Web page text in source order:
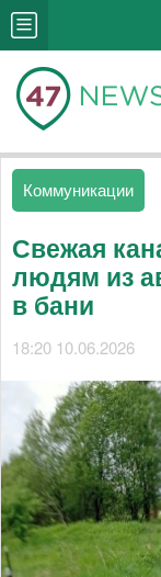
Коммуникации
Свежая
людям из
в бани
18:20 10.06.2026